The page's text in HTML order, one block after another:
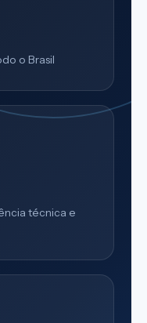
o Brasil
técnica e